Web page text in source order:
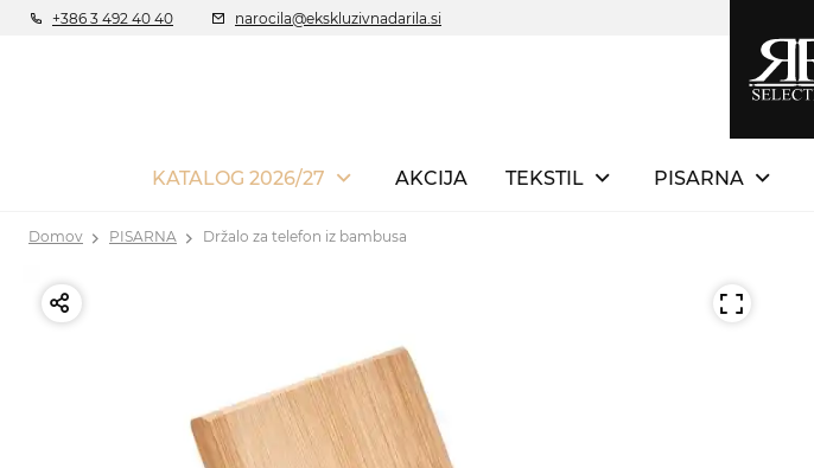
+386 3 492 40 40 narocila@ekskluzivnadarila.si
KATALOG 2026/27 AKCIJA TEKSTIL PISARNA
Domov PISARNA Držalo za telefon iz bambusa